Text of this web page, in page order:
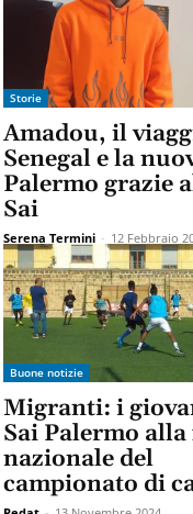
Storie
Amadou, il
Senegal e la
Palermo grazie
Sai
Serena Termini - 12 Febbraio
Buone notizie
Migranti: i
Sai Palermo
nazionale del
campionato di